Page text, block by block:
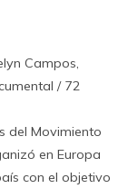
Campos,
/ 72
del Movimiento
en Europa
con el objetivo